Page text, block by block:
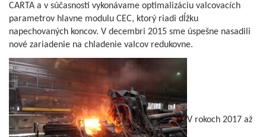
CARTA a v súčasnosti vykonávame optimalizáciu valcovacích
parametrov hlavne modulu CEC, ktorý riadi dĺžku
napechovaných koncov. V decembri 2015 sme úspešne nasadili
nové zariadenie na chladenie valcov redukovne.
V rokoch 2017 až